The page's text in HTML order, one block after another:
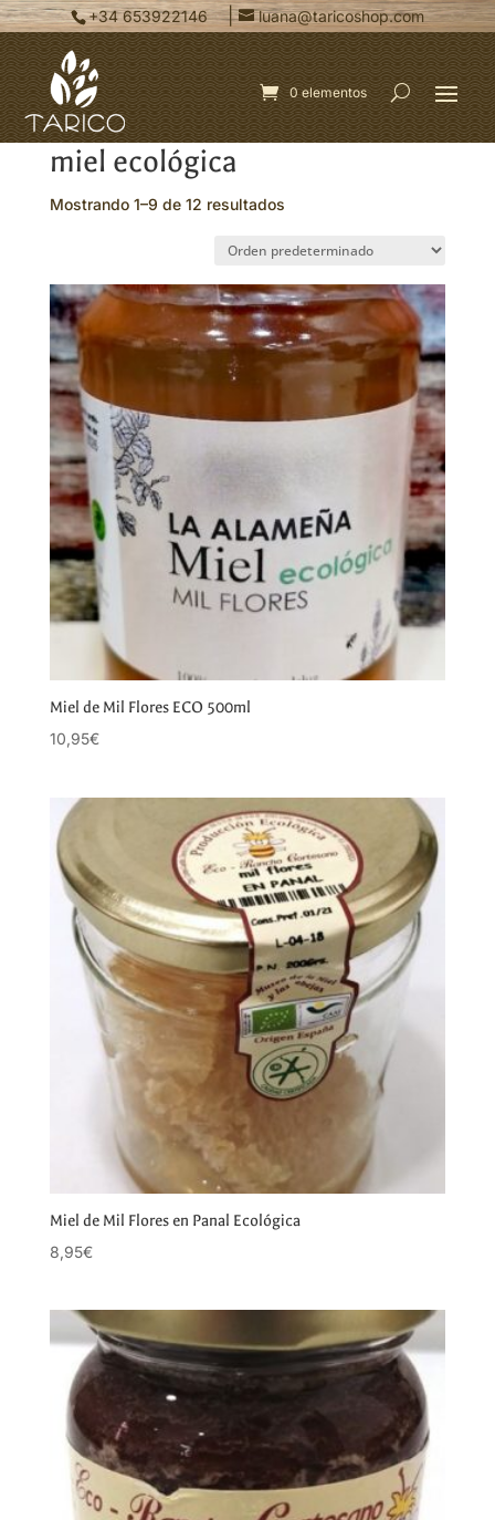
+34 653922146 | luana@taricoshop.com
0 elementos
Inicio/ Productos etiquetados “miel ecológica”
miel ecológica
Mostrando 1–9 de 12 resultados
Miel de Mil Flores ECO 500ml
10,95€
Miel de Mil Flores en Panal Ecológica
8,95€